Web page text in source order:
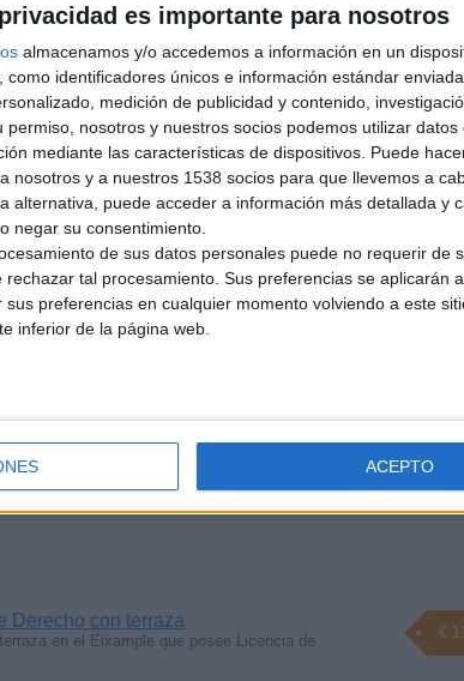
es importante para nosotros
almacenamos y/o accedemos a información en un
como identificadores únicos e información estándar
medición de publicidad y contenido,
permiso, nosotros y nuestros socios podemos utilizar datos
mediante las características de dispositivos. Puede
nosotros y a nuestros 1538 socios para que llevemos a
alternativa, puede acceder a información más detallada y
negar su consentimiento.
de sus datos personales puede no requerir de
tal procesamiento. Sus preferencias se aplicarán
sus preferencias en cualquier momento volviendo a este
inferior de la página web.
ACEPTO
Bar con 12 mesas de terraza
€
y Bar con Licencia de Actividades
ideal Franquicias
€
con Licencia de Actividades Restauració Mixta C 3 en
de terraza en Poble Nou
€
con Licencia de Actividades Restauració Mixta C-3
con terraza
€
Licencia de Actividades Restauració Mixta C 3 para local
Derecho con terraza
€
en el Eixample que posee Licencia de